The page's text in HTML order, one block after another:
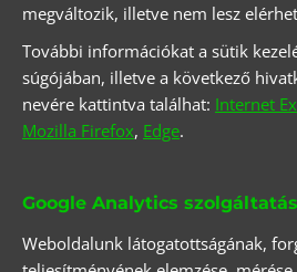
megváltozik, illetve nem lesz
További információkat a sütik
súgójában, illetve a következő
nevére kattintva találhat: Internet
Mozilla Firefox, Edge.
Google Analytics szolgáltatás
Weboldalunk látogatottságának,